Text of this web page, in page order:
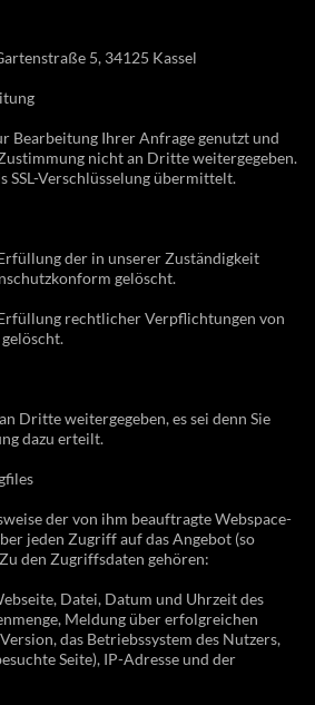
5, 34125 Kassel
Bearbeitung Ihrer Anfrage genutzt und
nicht an Dritte weitergegeben.
SSL-Verschlüsselung übermittelt.
der in unserer Zuständigkeit
gelöscht.
rechtlicher Verpflichtungen von
Dritte weitergegeben, es sei denn Sie
dazu erteilt.
der von ihm beauftragte Webspace-
jeden Zugriff auf das Angebot (so
den Zugriffsdaten gehören:
Datei, Datum und Uhrzeit des
Meldung über erfolgreichen
das Betriebssystem des Nutzers,
Seite), IP-Adresse und der